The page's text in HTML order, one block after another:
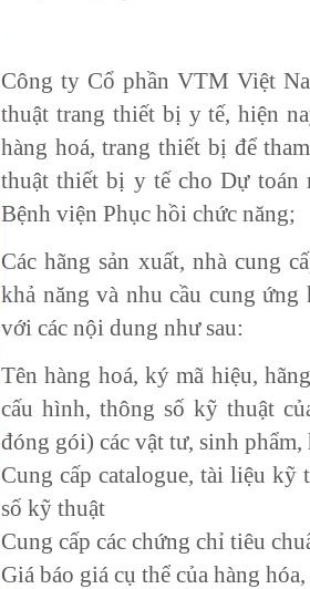
Công ty Cổ phần VTM Việt
thuật trang thiết bị y tế, hiện
hàng hoá, trang thiết bị để
thuật thiết bị y tế cho Dự toán
Bệnh viện Phục hồi chức năng;
Các hãng sản xuất, nhà cung
khả năng và nhu cầu cung
với các nội dung như sau:
Tên hàng hoá, ký mã hiệu,
cấu hình, thông số kỹ thuật
đóng gói) các vật tư, sinh
Cung cấp catalogue, tài liệu kỹ
số kỹ thuật
Cung cấp các chứng chỉ tiêu
Giá báo giá cụ thể của hàng